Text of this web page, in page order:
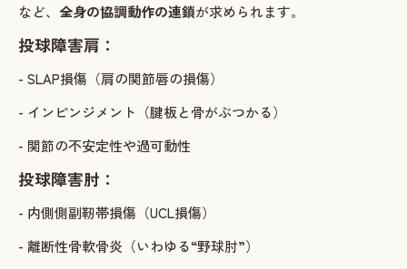
など、 全身の協調動作の連鎖が求められます。
投球障害肩：
- SLAP損傷（肩の関節唇の損傷）
- インピンジメント（腱板と骨がぶつかる）
- 関節の不安定性や過可動性
投球障害肘：
- 内側側副靭帯損傷（UCL損傷）
- 離断性骨軟骨炎（いわゆる“野球肘”）